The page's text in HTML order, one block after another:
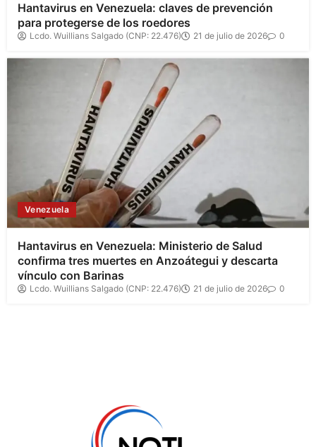
Hantavirus en Venezuela: claves de prevención
para protegerse de los roedores
Lcdo. Wuillians Salgado (CNP: 22.476) 21 de julio de 2026 0
Venezuela
Hantavirus en Venezuela: Ministerio de Salud
confirma tres muertes en Anzoátegui y descarta
vínculo con Barinas
Lcdo. Wuillians Salgado (CNP: 22.476) 21 de julio de 2026 0